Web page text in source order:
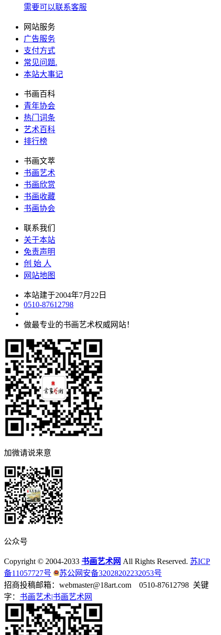
需要可以联系客服
网站服务
广告服务
支付方式
常见问题.
本站大事记
书画百科
青年协会
热门词条
艺术百科
排行榜
书画文萃
书画艺术
书画欣赏
书画收藏
书画协会
联系我们
关于本站
免责声明
创 始 人
网站地图
本站建于2004年7月22日
0510-87612798
做最专业的书画艺术权威网站！
加微请说来意
公众号
Copyright © 2004-2033 书画艺术网 All Rights Reserved. 苏ICP
备11057727号
苏公网安备32028202232053号
招商投稿邮箱：webmaster@18art.com 0510-87612798 关键
字： 书画艺术|书画艺术网